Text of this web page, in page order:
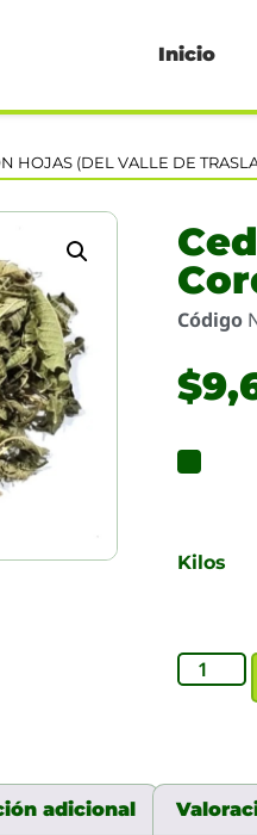
Inicio
HOJAS (DEL VALLE DE
Código
$
Kilos
adicional